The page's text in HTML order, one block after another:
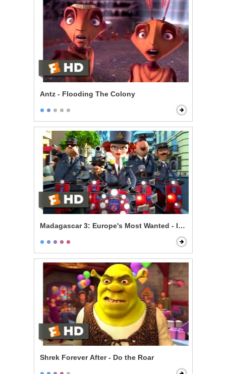
Antz - Flooding The Colony
Madagascar 3: Europe's Most Wanted - Is There a
Shrek Forever After - Do the Roar